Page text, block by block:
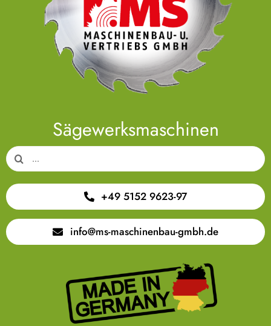
Sägewerksmaschinen
Suche
nach:
+49 5152 9623-97
info@ms-maschinenbau-gmbh.de